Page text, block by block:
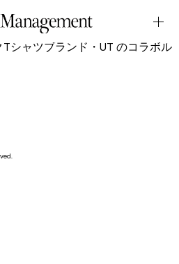
ら公開される映画「ズートピア2」
シャツブランド・UT のコラボル